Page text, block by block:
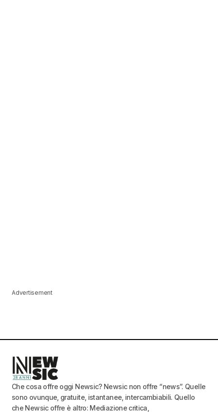
Advertisement
Che cosa offre oggi Newsic? Newsic non offre “news”. Quelle
sono ovunque, gratuite, istantanee, intercambiabili. Quello
che Newsic offre è altro: Mediazione critica,